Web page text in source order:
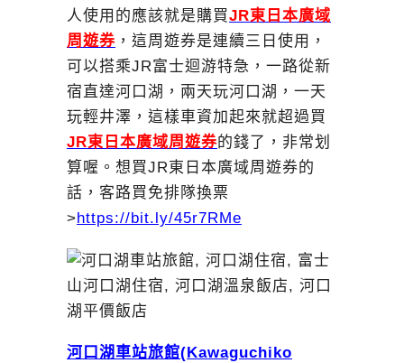
人使用的應該就是購買JR東日本廣域
周遊券 ，這周遊券是連續三日使用，
可以搭乘JR富士迴游特急，一路從新
宿直達河口湖，兩天玩河口湖，一天
玩輕井澤，這樣車資加起來就超過買
JR東日本廣域周遊券的錢了，非常划
算喔。想買JR東日本廣域周遊券的
話，客路買免排隊換票
>https://bit.ly/45r7RMe
河口湖車站旅館(Kawaguchiko